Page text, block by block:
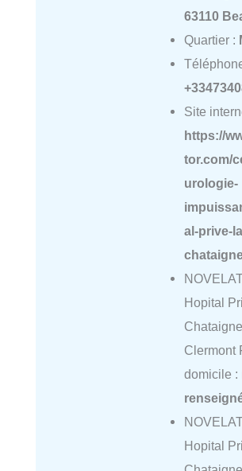
63110
Quartier :
Site
https://
tor.com/
urologie-
al-prive-
Hopital
Clermont
domicile :
Hopital